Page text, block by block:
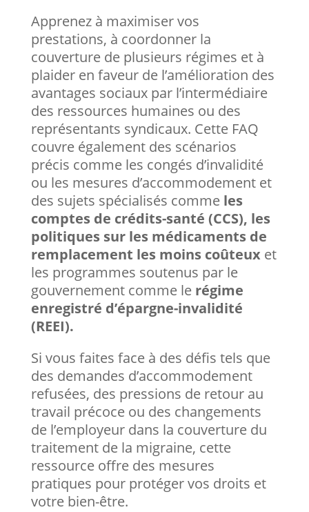
Apprenez à maximiser vos
prestations, à coordonner la
couverture de plusieurs régimes et à
plaider en faveur de l’amélioration des
avantages sociaux par l’intermédiaire
des ressources humaines ou des
représentants syndicaux. Cette FAQ
couvre également des scénarios
précis comme les congés d’invalidité
ou les mesures d’accommodement et
des sujets spécialisés comme les
comptes de crédits-santé (CCS), les
politiques sur les médicaments de
remplacement les moins coûteuxet
les programmes soutenus par le
gouvernement comme le régime
enregistré d’épargne-invalidité
(REEI).
Si vous faites face à des défis tels que
des demandes d’accommodement
refusées, des pressions de retour au
travail précoce ou des changements
de l’employeur dans la couverture du
traitement de la migraine, cette
ressource offre des mesures
pratiques pour protéger vos droits et
votre bien-être.